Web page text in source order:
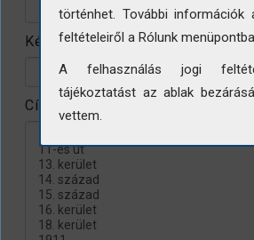
Készítés évtizede
Címke
történhet. További információk
feltételeiről a Rólunk
A felhasználás jogi
tájékoztatást az ablak
vettem.